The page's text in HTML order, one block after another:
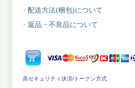
配送方法(梱包)について
返品・不良品について
高セキュリティ決済/トークン方式